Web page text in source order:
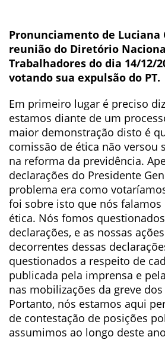
Pronunciamento de Luciana
reunião do Diretório
Trabalhadores do dia 14/12/
votando sua expulsão do PT.
Em primeiro lugar é preciso
estamos diante de um
maior demonstração disto é
comissão de ética não versou
na reforma da previdência.
declarações do Presidente
problema era como
foi sobre isto que nós falamos
ética. Nós fomos
declarações, e as nossas
decorrentes dessas
questionados a respeito de
publicada pela imprensa e
nas mobilizações da greve
Portanto, nós estamos aqui
de contestação de posições
assumimos ao longo deste